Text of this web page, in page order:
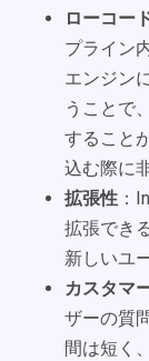
ローコー
プライン
エンジン
うことで
すること
込む際に
拡張性 ：
拡張でき
新しいユ
カスタマ
ザーの質
間は短く